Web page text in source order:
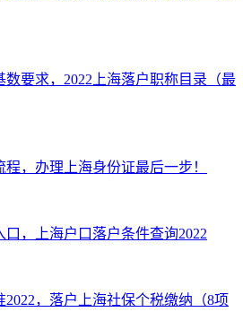
数要求，2022上海落户职称目录（最
程，办理上海身份证最后一步！
口，上海户口落户条件查询2022
2022，落户上海社保个税缴纳（8项